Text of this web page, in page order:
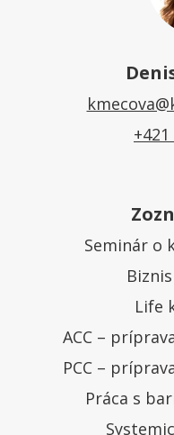
Seminár o
Life
ACC –
PCC –
Práca s